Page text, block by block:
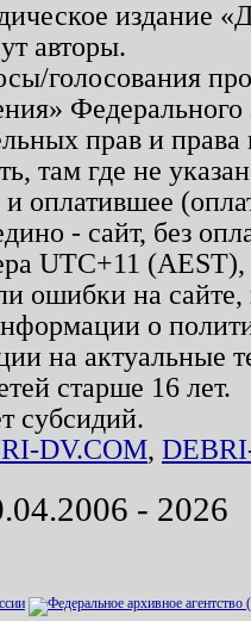
издание
авторы.
голосования
прав и
там где не
и оплатившее
- сайт, без
UTC+11
ошибки на
о
на актуальные
старше 16 лет.
субсидий.
DV.COM,
- 2026